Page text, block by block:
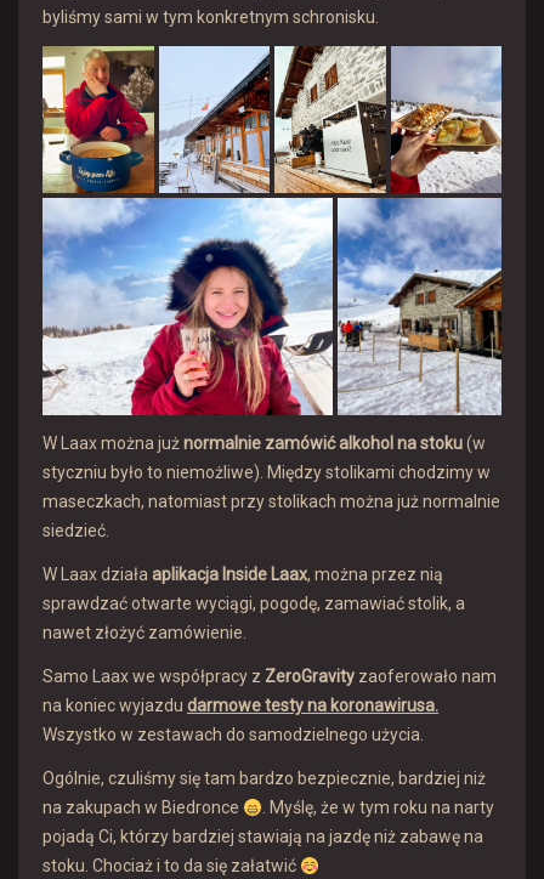
byliśmy sami w tym konkretnym schronisku.
W Laax można jużnormalnie zamówić alkohol na stoku(w
styczniu było to niemożliwe). Między stolikami chodzimy w
maseczkach, natomiast przy stolikach można już normalnie
siedzieć.
W Laax działaaplikacja Inside Laax, można przez nią
sprawdzać otwarte wyciągi, pogodę, zamawiać stolik, a
nawet złożyć zamówienie.
Samo Laax we współpracy z ZeroGravity zaoferowało nam
na koniec wyjazdu darmowe testy na koronawirusa.
Wszystko w zestawach do samodzielnego użycia.
Ogólnie, czuliśmy się tam bardzo bezpiecznie, bardziej niż
na zakupach w Biedronce
. Myślę, że w tym roku na narty
pojadą Ci, którzy bardziej stawiają na jazdę niż zabawę na
stoku. Chociaż i to da się załatwić